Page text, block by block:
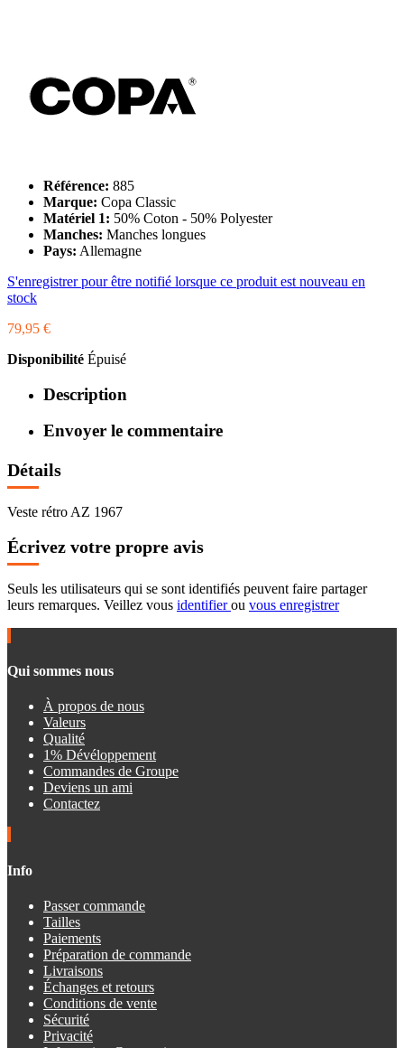
Référence: 885
Marque: Copa Classic
Matériel 1: 50% Coton - 50% Polyester
Manches: Manches longues
Pays: Allemagne
S'enregistrer pour être notifié lorsque ce produit est nouveau en
stock
79,95 €
Disponibilité Épuisé
Description
Envoyer le commentaire
Détails
Veste rétro AZ 1967
Écrivez votre propre avis
Seuls les utilisateurs qui se sont identifiés peuvent faire partager
leurs remarques. Veillez vous identifierou vous enregistrer
Qui sommes nous
À propos de nous
Valeurs
Qualité
1% Dévéloppement
Commandes de Groupe
Deviens un ami
Contactez
Info
Passer commande
Tailles
Paiements
Préparation de commande
Livraisons
Échanges et retours
Conditions de vente
Sécurité
Privacité